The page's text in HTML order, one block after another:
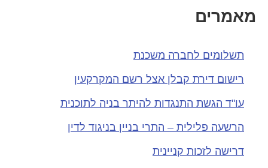
תשלומים לחברה משכנת
רישום דירת קבלן אצל רשם המקרקעין
עו"ד הגשת התנגדות להיתר בניה לתוכנית
הרשעה פלילית – התרי בניין בניגוד לדין
דרישה לזכות קניינית